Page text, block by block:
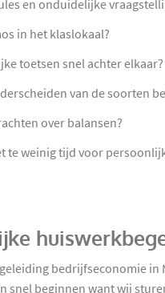
en onduidelijke
in het klaslokaal?
toetsen snel achter elkaar?
van de soorten
over balansen?
te weinig tijd voor
bedrijfseconomie
snel beginnen want wij